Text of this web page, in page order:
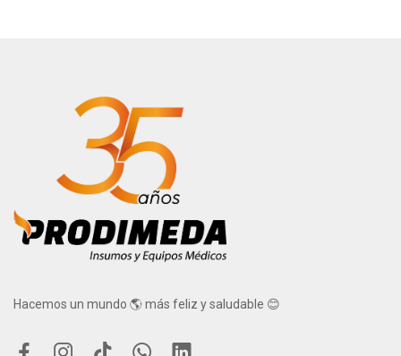
Hacemos un mundo 🌎 más feliz y saludable 😊